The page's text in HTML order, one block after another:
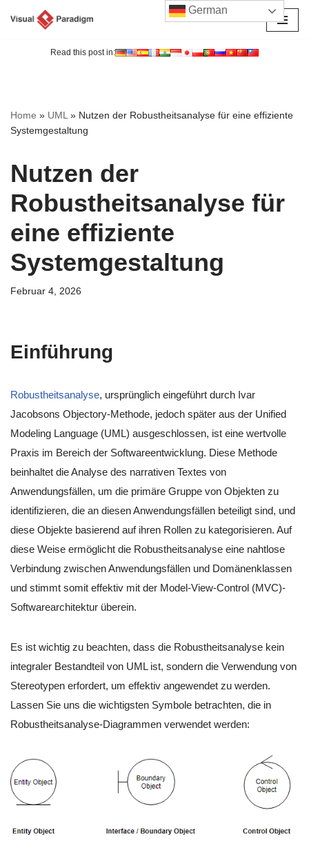
Read this post in:
Home » UML» Nutzen der Robustheitsanalyse für eine effiziente
Systemgestaltung
Nutzen der
Robustheitsanalyse für
eine effiziente
Systemgestaltung
Februar 4, 2026
Einführung
Robustheitsanalyse, ursprünglich eingeführt durch Ivar
Jacobsons Objectory-Methode, jedoch später aus der Unified
Modeling Language (UML) ausgeschlossen, ist eine wertvolle
Praxis im Bereich der Softwareentwicklung. Diese Methode
beinhaltet die Analyse des narrativen Textes von
Anwendungsfällen, um die primäre Gruppe von Objekten zu
identifizieren, die an diesen Anwendungsfällen beteiligt sind, und
diese Objekte basierend auf ihren Rollen zu kategorisieren. Auf
diese Weise ermöglicht die Robustheitsanalyse eine nahtlose
Verbindung zwischen Anwendungsfällen und Domänenklassen
und stimmt somit effektiv mit der Model-View-Control (MVC)-
Softwarearchitektur überein.
Es ist wichtig zu beachten, dass die Robustheitsanalyse kein
integraler Bestandteil von UML ist, sondern die Verwendung von
Stereotypen erfordert, um effektiv angewendet zu werden.
Lassen Sie uns die wichtigsten Symbole betrachten, die in
Robustheitsanalyse-Diagrammen verwendet werden:
German